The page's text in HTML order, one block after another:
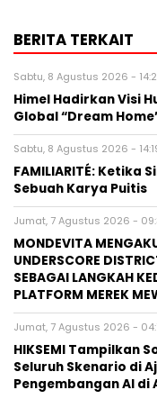
BERITA TERKAIT
Sabtu, 8 Agustus 2026 -
Himel Hadirkan Visi
Global “Dream
Sabtu, 8 Agustus 2026 -
FAMILIARITÉ: Ketika
Sebuah Karya Puitis
Jumat, 7 Agustus 2026 -
MONDEVITA
UNDERSCORE
SEBAGAI LANGKAH
PLATFORM MEREK
Jumat, 7 Agustus 2026 -
HIKSEMI Tampilkan
Seluruh Skenario di
Pengembangan AI di